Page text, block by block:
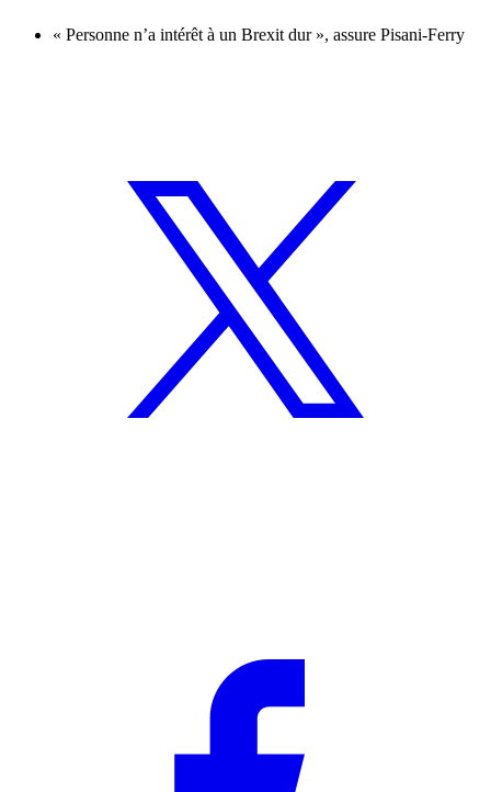
« Personne n’a intérêt à un Brexit dur », assure Pisani-Ferry